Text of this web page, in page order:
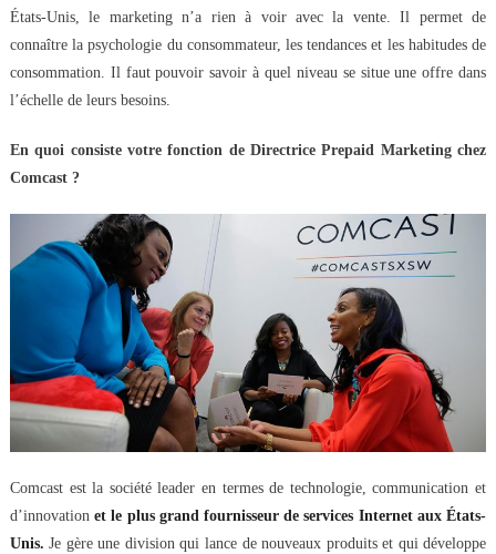
États-Unis, le marketing n’a rien à voir avec la vente. Il permet de
connaître la psychologie du consommateur, les tendances et les habitudes de
consommation. Il faut pouvoir savoir à quel niveau se situe une offre dans
l’échelle de leurs besoins.
En quoi consiste votre fonction de Directrice Prepaid Marketing chez
Comcast ?
Comcast est la société leader en termes de technologie, communication et
d’innovationet le plus grand fournisseur de services Internet aux États-
Unis. Je gère une division qui lance de nouveaux produits et qui développe